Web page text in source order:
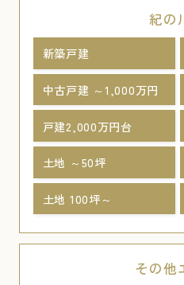
紀の
新築戸建
中古戸建 ～1,000万円
戸建2,000万円台
土地 ～50坪
土地 100坪～
その他